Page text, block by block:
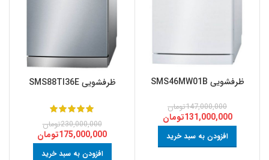
ظرفشویی SMS46MW01B
147,000,000تومان
131,000,000تومان
افزودن به سبد خرید
ظرفشویی SMS88TI36E
230,000,000تومان
175,000,000تومان
افزودن به سبد خرید